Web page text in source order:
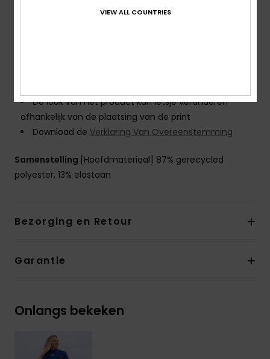
Flush Lock 2.0 stretch seals helpen bij het
De look van het product kan ietsje veranderen
afhankelijk van de plaatsing van de print
Download de Verklaring Van Overeenstemming
Samenstelling [Hoofdmateriaal] 87% gerecycled
polyester, 13% elastaan
Bezorging en Retour
Garantie
Onlangs bekeken
VIEW ALL COUNTRIES